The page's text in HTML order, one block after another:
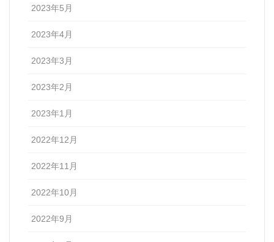
2023年5月
2023年4月
2023年3月
2023年2月
2023年1月
2022年12月
2022年11月
2022年10月
2022年9月